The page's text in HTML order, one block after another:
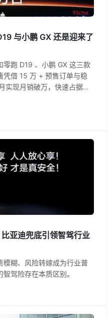
与小鹏 GX 还是迎来了
零跑 D19 、小鹏 GX 这三款
凭借 15 万 + 预售订单与稳
实现月销破万，快速占据细
络进一步扩张，其市场优
分市场进入全新竞争阶段。
亚迪兜底引领智驾行业
模糊、风险转嫁成为行业普
驾险存在本质区别。